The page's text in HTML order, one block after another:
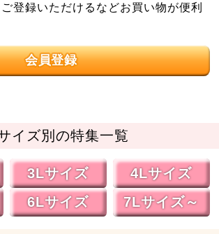
登録いただけるなどお買い物が便利
会員登録
イズ別の特集一覧
3Lサイズ
4Lサイズ
6Lサイズ 7Lサイズ～